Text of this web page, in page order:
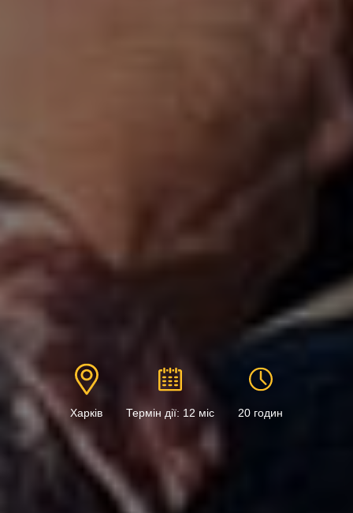
Харків Термін дії: 12 міс 20 годин